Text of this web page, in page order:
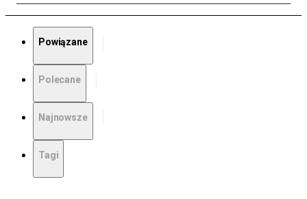
Powiązane
Polecane
Najnowsze
Tagi